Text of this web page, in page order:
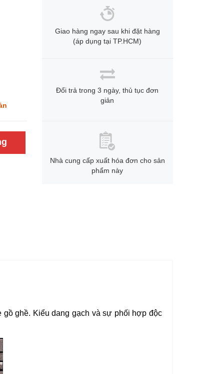
Giao hàng ngay sau khi đặt hàng
(áp dụng tại TP.HCM)
Đổi trả trong 3 ngày, thủ tục đơn
giản
Nhà cung cấp xuất hóa đơn cho sản
phẩm này
gồ ghề. Kiểu dang gạch và sự phối hợp độc